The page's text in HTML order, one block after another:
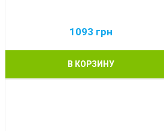
1093 грн
В КОРЗИНУ